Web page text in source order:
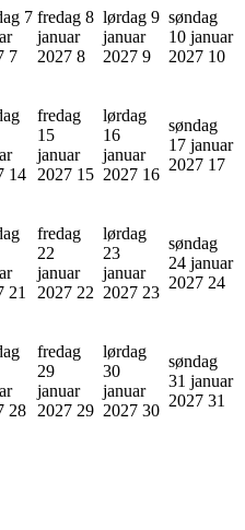
7
7
fredag 8
januar
2027 8
lørdag 9
januar
2027 9
søndag
10 januar
2027 10
14
fredag
15
januar
2027 15
lørdag
16
januar
2027 16
søndag
17 januar
2027 17
21
fredag
22
januar
2027 22
lørdag
23
januar
2027 23
søndag
24 januar
2027 24
28
fredag
29
januar
2027 29
lørdag
30
januar
2027 30
søndag
31 januar
2027 31